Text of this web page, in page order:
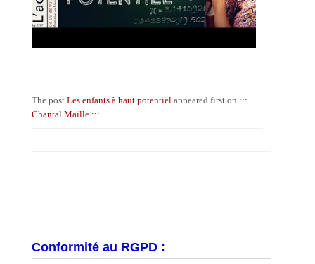
The postLes enfants à haut potentiel appeared first on :::
Chantal Maille :::
Conformité au RGPD :